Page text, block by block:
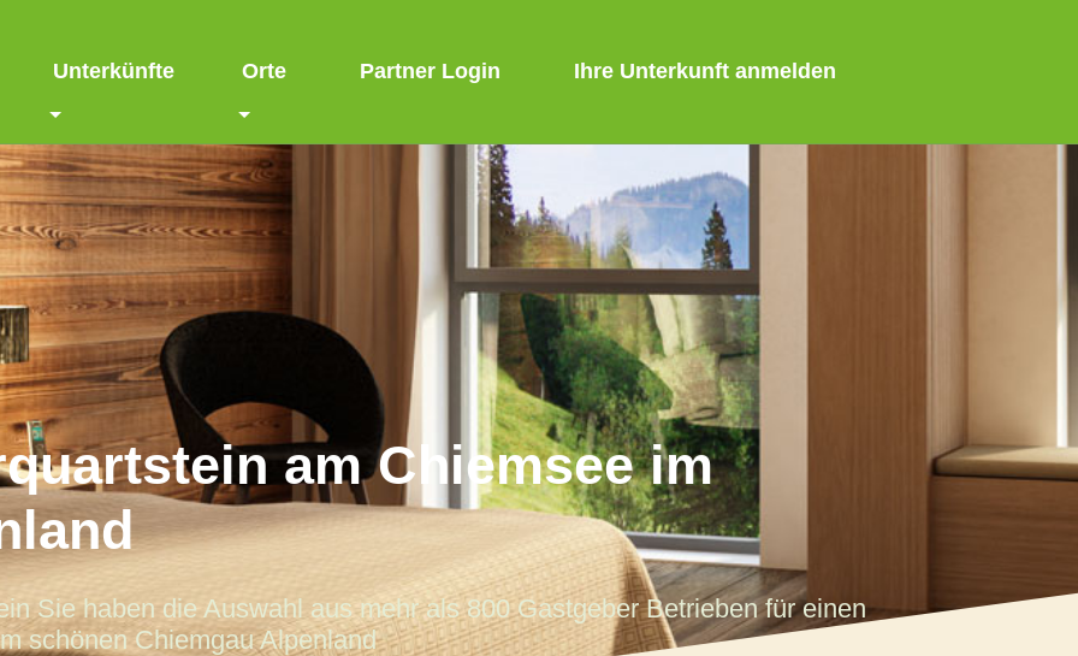
Unterkünfte Orte Partner Login Ihre Unterkunft anmelden
am Chiemsee im
Sie haben die Auswahl aus mehr als 800 Gastgeber Betrieben für einen
schönen Chiemgau Alpenland